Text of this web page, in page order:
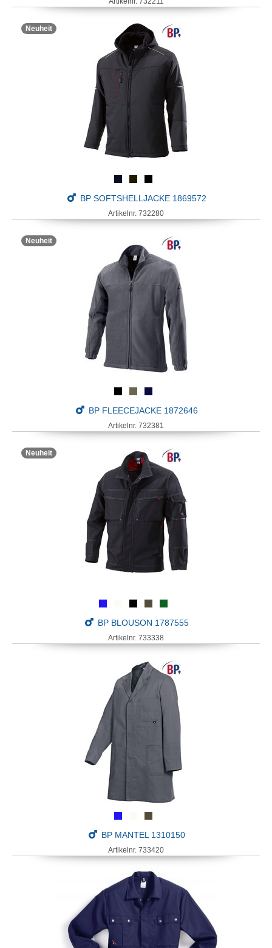
BP SOFTSHELLJACKE 1869572
Artikelnr. 732280
Neuheit
BP FLEECEJACKE 1872646
Artikelnr. 732381
Neuheit
BP BLOUSON 1787555
Artikelnr. 733338
Neuheit
BP MANTEL 1310150
Artikelnr. 733420